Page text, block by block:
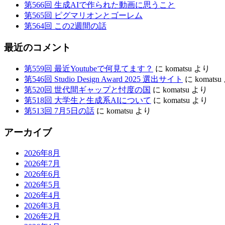
第566回 生成AIで作られた動画に思うこと
第565回 ピグマリオンとゴーレム
第564回 この2週間の話
最近のコメント
第559回 最近Youtubeで何見てます？ に komatsu より
第546回 Studio Design Award 2025 選出サイト に komatsu
第520回 世代間ギャップと忖度の国 に komatsu より
第518回 大学生と生成系AIについて に komatsu より
第513回 7月5日の話 に komatsu より
アーカイブ
2026年8月
2026年7月
2026年6月
2026年5月
2026年4月
2026年3月
2026年2月